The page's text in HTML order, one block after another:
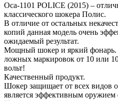
Оса-1101 POLICE (2015) –
классического шокера Полис.
В отличие от остальных
копий данная модель очень
ожидаемый результат.
Мощный шокер и яркий
ложных маркировок от 10 или
вольт!
Качественный продукт.
Шокер защищает от всех видов
является эффективным оружием